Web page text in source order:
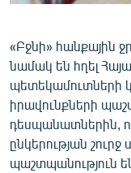
ԿՈՐՈՆԱՎԻՐՈՒՍ
ԱՐԽԻՎ
ՏԵՍԱՆՅՈՒԹԵՐ
ԲԱՆԱՎԵՃ
ՁԳՏԵԼՈՎ
«Բջնի» հանքային
նամակ են հղել
պետեկամուտների
իրավունքների
դեսպանատներին,
ընկերության
պաշտպանություն